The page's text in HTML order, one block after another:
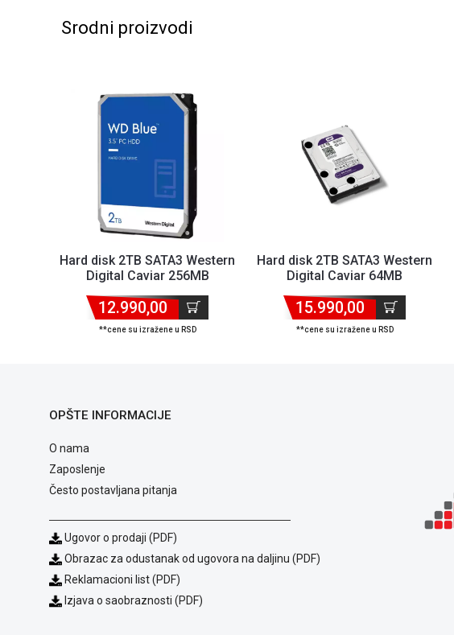
Srodni proizvodi
Hard disk 2TB SATA3 Western
Digital Caviar 256MB
12.990,00
**cene su izražene u RSD
Hard disk 2TB SATA3 Western
Digital Caviar 64MB
15.990,00
**cene su izražene u RSD
OPŠTE INFORMACIJE
O nama
Zaposlenje
Često postavljana pitanja
Ugovor o prodaji (PDF)
Obrazac za odustanak od ugovora na daljinu (PDF)
Reklamacioni list (PDF)
Izjava o saobraznosti (PDF)